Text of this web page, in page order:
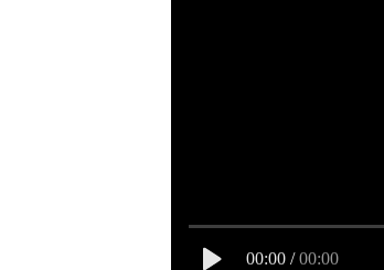
00:00 / 00:00